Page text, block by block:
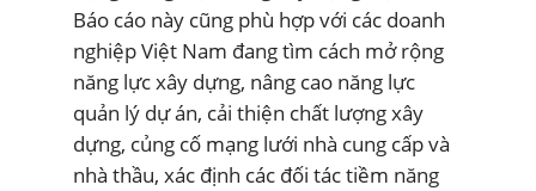
Báo cáo này cũng phù hợp với các doanh
nghiệp Việt Nam đang tìm cách mở rộng
năng lực xây dựng, nâng cao năng lực
quản lý dự án, cải thiện chất lượng xây
dựng, củng cố mạng lưới nhà cung cấp và
nhà thầu, xác định các đối tác tiềm năng